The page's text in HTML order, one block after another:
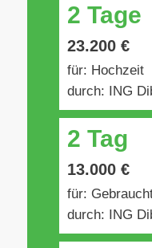
2 Tage
23.200 €
für: Hochzeit
durch: ING
2 Tag
13.000 €
für:
durch: ING